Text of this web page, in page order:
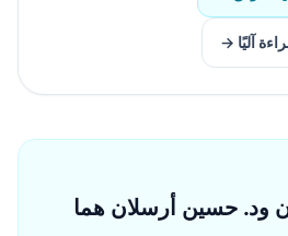
آليًا →
ود. حسين أرسلان هما